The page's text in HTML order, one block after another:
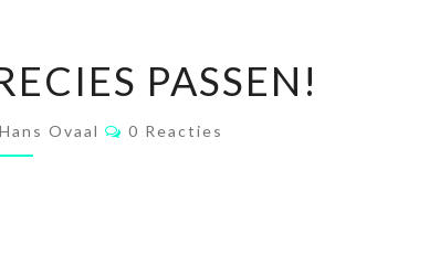
DIE
PASSEN!
PASSEN!
Hans Ovaal Reacties
0 Reacties